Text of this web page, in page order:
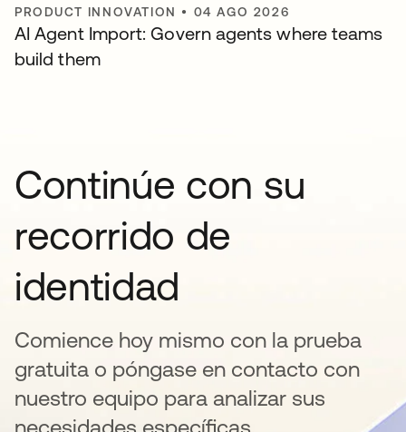
PRODUCT INNOVATION • 04 AGO 2026
AI Agent Import: Govern agents where teams
build them
Continúe con su
recorrido de
identidad
Comience hoy mismo con la prueba
gratuita o póngase en contacto con
nuestro equipo para analizar sus
necesidades específicas.